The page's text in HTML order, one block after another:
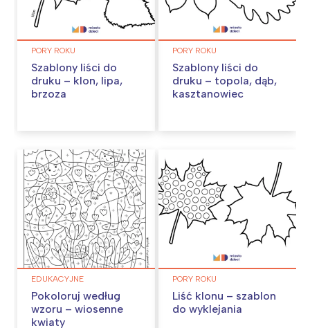
PORY ROKU
Szablony liści do
druku – klon, lipa,
brzoza
PORY ROKU
Szablony liści do
druku – topola, dąb,
kasztanowiec
EDUKACYJNE
Pokoloruj według
wzoru – wiosenne
kwiaty
PORY ROKU
Liść klonu – szablon
do wyklejania